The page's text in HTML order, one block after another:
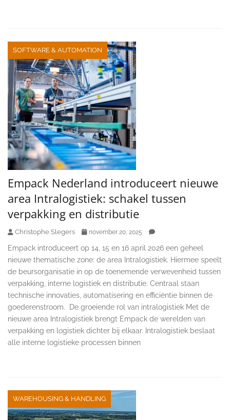
SOFTWARE & AUTOMATION
Empack Nederland introduceert nieuwe
area Intralogistiek: schakel tussen
verpakking en distributie
Christophe Slegers november 20, 2025
Empack introduceert op 14, 15 en 16 april 2026 een geheel
nieuwe thematische zone: de area Intralogistiek. Hiermee speelt
de beursorganisatie in op de toenemende verwevenheid tussen
verpakking, interne logistiek en distributie. Centraal staan
technische innovaties, automatisering en efficiëntie binnen de
goederenstroom. De groeiende rol van intralogistiek Met de
nieuwe area Intralogistiek brengt Empack de werelden van
verpakking en logistiek dichter bij elkaar. Intralogistiek beslaat
alle interne logistieke processen binnen
WAREHOUSING & HANDLING